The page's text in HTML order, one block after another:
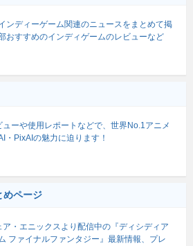
ンディーゲーム関連のニュースをまとめて掲
おすすめのインディゲームのレビューなど
ューや使用レポートなどで、世界No.1アニメ
・PixAIの魅力に迫ります！
めページ
ア・エニックスより配信中の『ディシディア
ファイナルファンタジー』最新情報、プレ